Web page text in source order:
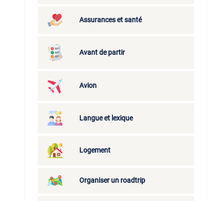
Assurances et santé
Avant de partir
Avion
Langue et lexique
Logement
Organiser un roadtrip